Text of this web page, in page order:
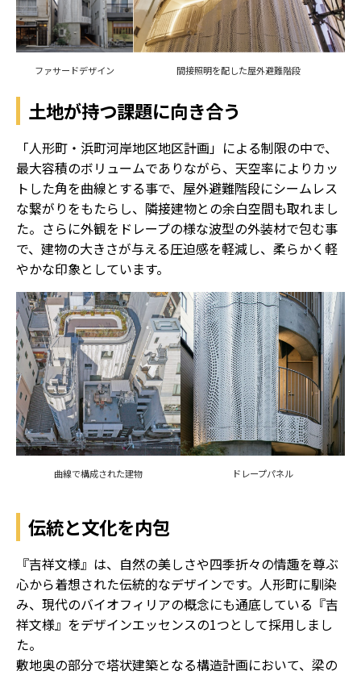
ファサードデザイン 間接照明を配した屋外避難階段
土地が持つ課題に向き合う
「人形町・浜町河岸地区地区計画」による制限の中で、
最大容積のボリュームでありながら、天空率によりカッ
トした角を曲線とする事で、屋外避難階段にシームレス
な繋がりをもたらし、隣接建物との余白空間も取れまし
た。さらに外観をドレープの様な波型の外装材で包む事
で、建物の大きさが与える圧迫感を軽減し、柔らかく軽
やかな印象としています。
曲線で構成された建物 ドレープパネル
伝統と文化を内包
『吉祥文様』は、自然の美しさや四季折々の情趣を尊ぶ
心から着想された伝統的なデザインです。人形町に馴染
み、現代のバイオフィリアの概念にも通底している『吉
祥文様』をデザインエッセンスの1つとして採用しまし
た。
敷地奥の部分で塔状建築となる構造計画において、梁の